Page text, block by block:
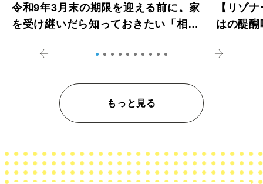
令和9年3月末の期限を迎える前に。家
を受け継いだら知っておきたい「相続
【リゾ
はの醍
もっと見る